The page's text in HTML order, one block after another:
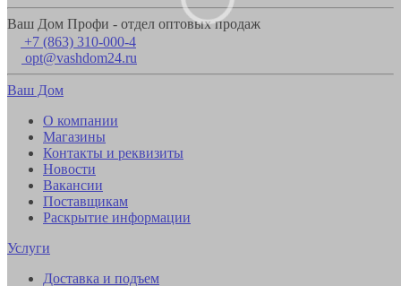
Ваш Дом Профи - отдел оптовых продаж
+7 (863) 310-000-4
opt@vashdom24.ru
Ваш Дом
О компании
Магазины
Контакты и реквизиты
Новости
Вакансии
Поставщикам
Раскрытие информации
Услуги
Доставка и подъем